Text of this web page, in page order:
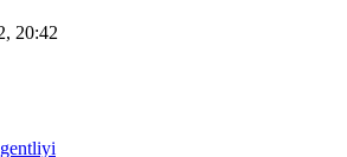
20:42